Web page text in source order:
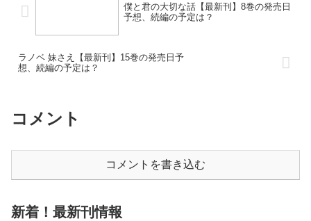
僕と君の大切な話【最新刊】8巻の発売日
予想、続編の予定は？
ラノベ 妹さえ【最新刊】15巻の発売日予
想、続編の予定は？
コメント
コメントを書き込む
新着！最新刊情報